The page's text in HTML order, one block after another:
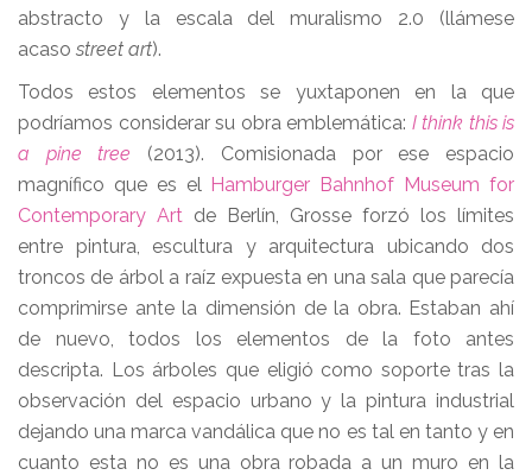
abstracto y la escala del muralismo 2.0 (llámese
acaso street art).
Todos estos elementos se yuxtaponen en la que
podríamos considerar su obra emblemática: I think this is
a pine tree (2013). Comisionada por ese espacio
magnífico que es el Hamburger Bahnhof Museum for
Contemporary Art de Berlín, Grosse forzó los límites
entre pintura, escultura y arquitectura ubicando dos
troncos de árbol a raíz expuesta en una sala que parecía
comprimirse ante la dimensión de la obra. Estaban ahí
de nuevo, todos los elementos de la foto antes
descripta. Los árboles que eligió como soporte tras la
observación del espacio urbano y la pintura industrial
dejando una marca vandálica que no es tal en tanto y en
cuanto esta no es una obra robada a un muro en la